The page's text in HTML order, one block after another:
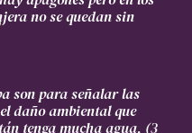
no se quedan sin
son para señalar las
daño ambiental que
tenga mucha agua, (3